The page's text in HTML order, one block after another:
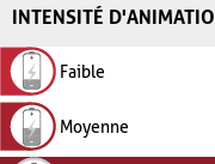
INTENSITÉ
Faible
Moyenne